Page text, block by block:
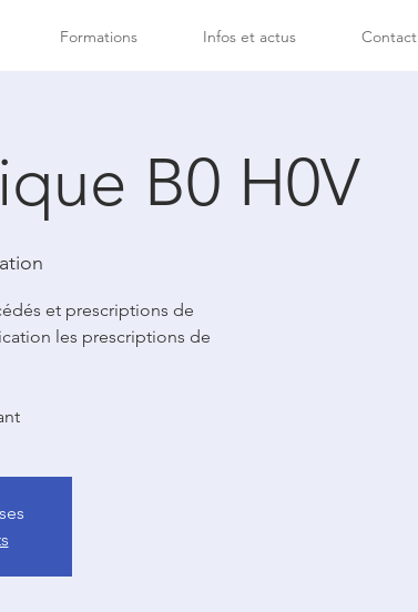
Formations Infos et actus Contact
B0 H0V
et prescriptions de
les prescriptions de